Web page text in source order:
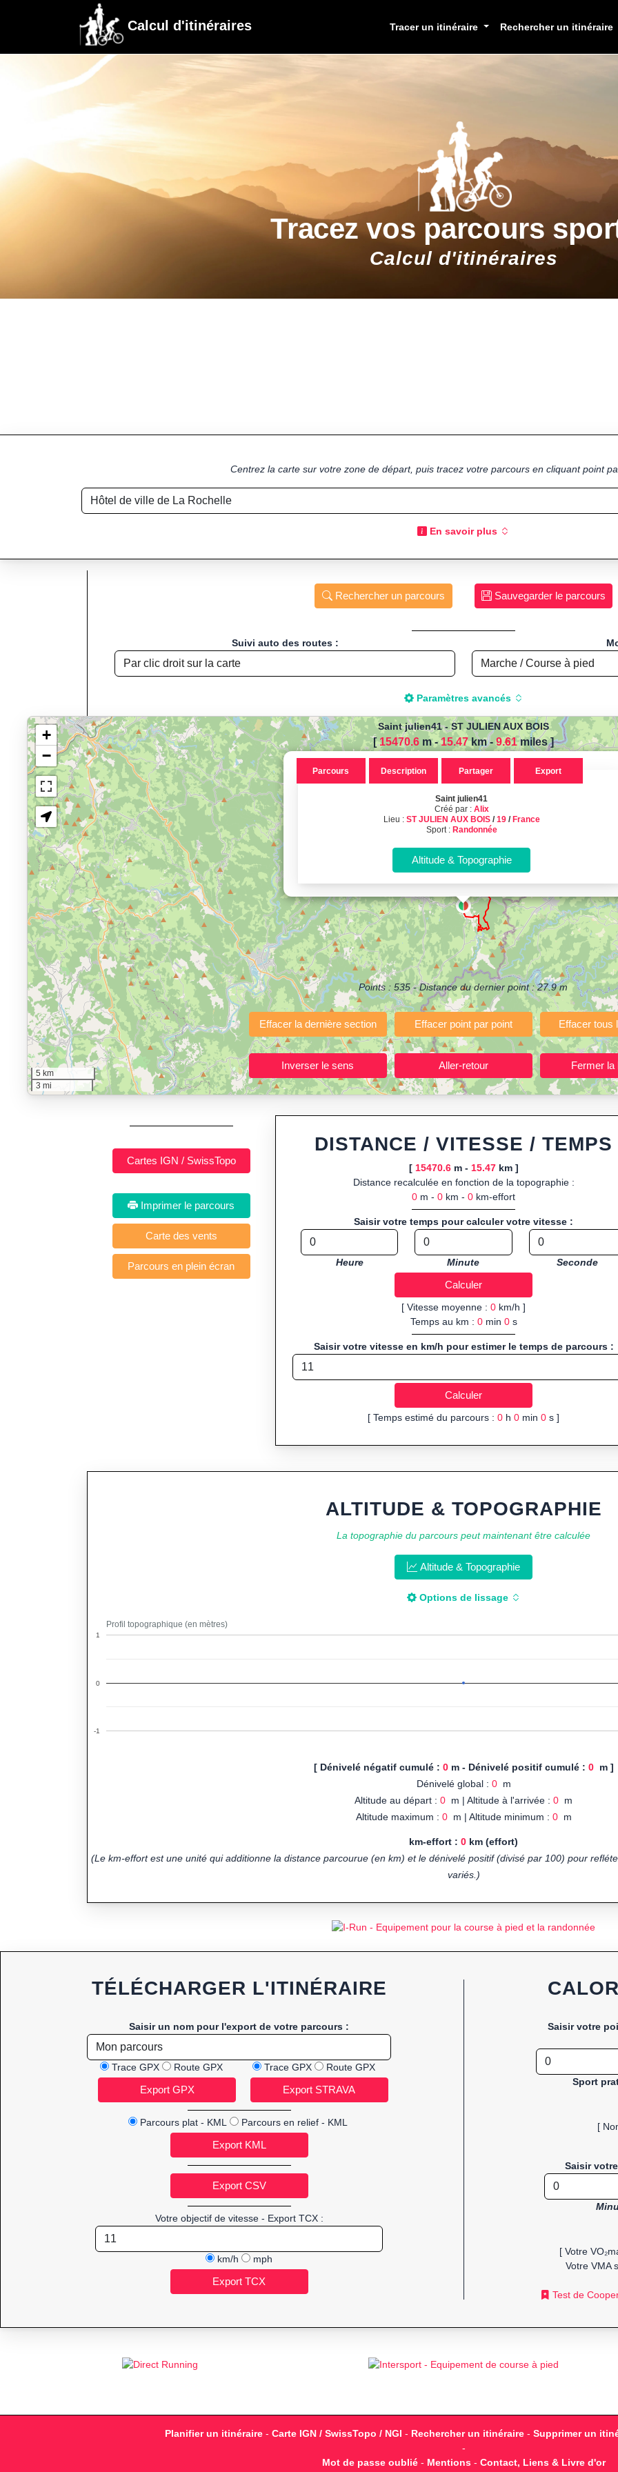
Calcul d'itinéraires Tracer un itinéraire Rechercher un itinéraire
Tracez vos parcours
Calcul d'itinéraires
Centrez la carte sur votre zone de départ, puis tracez votre parcours en cliquant point
En savoir plus
Rechercher un parcours Sauvegarder le parcours
Suivi auto des routes :
Paramètres avancés
Chargement de la carte pour calculer la distance de
Jogging, Course à pied, Vélo, Cyclisme, VTT,
Affichage du parcours : Saint julien41, créé par Alix, localisé
France
Sport : Randonnée - Distance : 15.49 Km
Calcul d'itinéraires
Calculez la distance et le dénivelé de vos parcours sportifs !
(Course à pied, Vélo, Randonnée, Roller...)
"Calcul d'itinéraires"est un outil gratuit et sans inscription permettant de planifier et analyser vos parcours sportifs (jogging, course
votre navigateur.
Fonctionnalités principales :tracé interactif point par point ou import de fichier GPX, calcul instantané de la distance (ajustée à la
avec options de lissage, export en trace GPX, route GPX, KML (plat ou relief) et TCX, ainsi que calculs intégrés de
Public cible :strong> sportifs de loisir et compétiteurs préparant entraînements et parcours, organisateurs d’événements
trajets à l’avance.
Sports et activités disponibles :Footing (jogging), course à pied, cyclisme (vélo), VTT,
Saint julien41-ST JULIEN AUX BOIS
[15470.6m -15.47km-9.61miles]
Points :535- Distance du dernier point :27.9m
Saint julien41
Créé par : Alix
Lieu : ST JULIEN AUX BOIS/19/ France
Sport : Randonnée
Parcours Description Partager Export
+
−
5 km
3 mi
Imprimer le parcours
DISTANCE / VITESSE / TEMPS
[ 15470.6m - 15.47km ]
Distance recalculée en fonction de la topographie :
0 m - 0 km - 0 km-effort
Saisir votre temps pour calculer votre vitesse :
Heure Minute Seconde
[ Vitesse moyenne : 0 km/h ]
Temps au km : 0min 0s
Saisir votre vitesse en km/h pour estimer le temps de parcours :
[ Temps estimé du parcours : 0 h 0 min 0 s ]
ALTITUDE & TOPOGRAPHIE
La topographie du parcours peut maintenant être calculée
Altitude & Topographie
Options de lissage
Profil topographique (en mètres)
-1
0
1
[ Dénivelé négatif cumulé : 0m - Dénivelé positif cumulé : 0m ]
Dénivelé global : 0m
Altitude au départ : 0 m | Altitude à l'arrivée : 0 m
Altitude maximum : 0m | Altitude minimum : 0m
km-effort : 0 km (effort)
(Le km-effort est une unité qui additionne la distance parcourue (en km) et le dénivelé positif (divisé par 100) pour
variés.)
TÉLÉCHARGER L'ITINÉRAIRE
Saisir un nom pour l'export de votre parcours :
Trace GPX Route GPX Trace GPX Route GPX
Parcours plat - KML Parcours en relief - KML
Votre objectif de vitesse - Export TCX :
km/h mph
Saisir votre
Sport
[
Saisir
[ Votre
Votre VMA
Test de
Planifier un itinéraire - Carte IGN / SwissTopo / NGI - Rechercher un itinéraire - Supprimer un
-
Mot de passe oublié- Mentions- Contact, Liens & Livre d'or